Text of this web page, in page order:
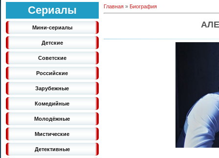
Сериалы
Мини-сериалы
Детские
Советские
Российские
Зарубежные
Комедийные
Молодёжные
Мистические
Детективные
Главная » Биография